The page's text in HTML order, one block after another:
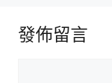
發佈留言